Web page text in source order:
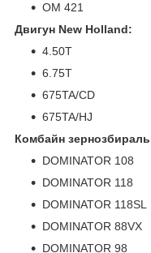
OM 421
Двигун New Holland:
4.50T
6.75T
675TA/CD
675TA/HJ
Комбайн
DOMINATOR 108
DOMINATOR 118
DOMINATOR 118SL
DOMINATOR 88VX
DOMINATOR 98